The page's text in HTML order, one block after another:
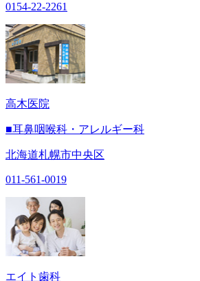
0154-22-2261
高木医院
■耳鼻咽喉科・アレルギー科
北海道札幌市中央区
011-561-0019
エイト歯科